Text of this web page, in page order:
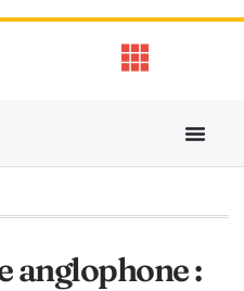
anglophone :